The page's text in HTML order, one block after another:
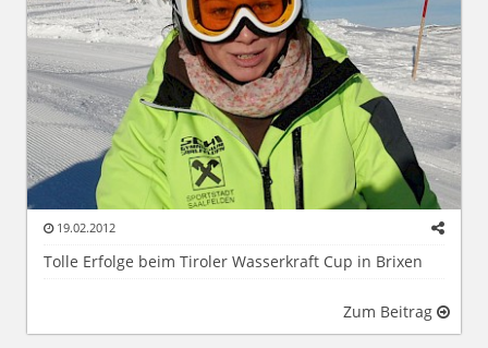
19.02.2012
Tolle Erfolge beim Tiroler Wasserkraft Cup in Brixen
Zum Beitrag